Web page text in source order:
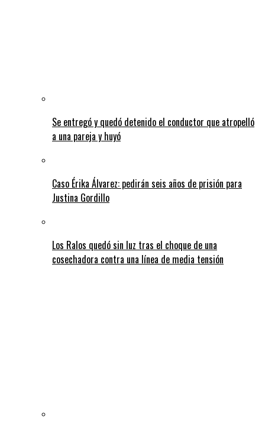
Se entregó y quedó detenido el conductor que atropelló
a una pareja y huyó
Caso Érika Álvarez: pedirán seis años de prisión para
Justina Gordillo
Los Ralos quedó sin luz tras el choque de una
cosechadora contra una línea de media tensión